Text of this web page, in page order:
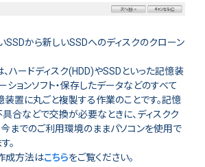
SSDから新しいSSDへのディスクのクローン
、ハードディスク(HDD)やSSDといった記憶装
ションソフト・保存したデータなどのすべて
装置に丸ごと複製する作業のことです。記憶
合などで交換が必要なときに、ディスクク
今までのご利用環境のままパソコンを使用で
。
成方法はこちらをご覧ください。